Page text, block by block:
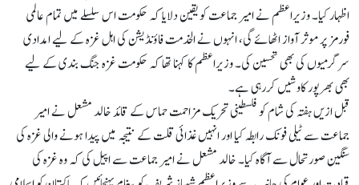
اظہار کیا۔ وزیراعظم نے امیر جماعت کو یقین دلایا کہ حکومت اس سلسلے میں تمام عالمی
فورمز پر موثر آواز اٹھائے گی، انہوں نے الخدمت فاؤنڈیشن کی اہل غزہ کے لیے امدادی
سرگرمیوں کی بھی تحسین کی۔ وزیراعظم کا کہنا تھا کہ حکومت غزہ جنگ بندی کے لیے
بھی بھرپور کاوشیں کررہی ہے۔
قبل ازیں ہفتہ کی شام کو فلسطینی تحریک مزاحمت حماس کے قائد خالد مشعل نے امیر
جماعت سے ٹیلی فونک رابطہ کیا اور انہیں غذائی قلت کے نتیجہ میں پیدا ہونے والی غزہ کی
سنگین صورتحال سے آگاہ کیا۔ خالد مشعل نے امیر جماعت سے اپیل کی کہ وہ غزہ کی